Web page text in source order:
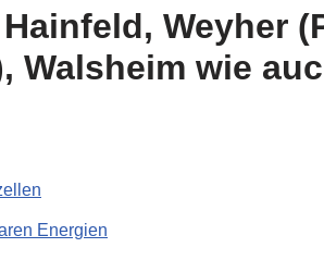
Weyher
Walsheim wie
Energien